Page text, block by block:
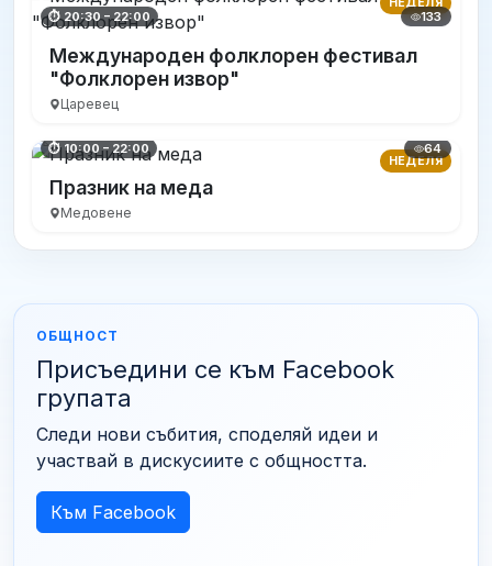
⏱ 20:30 – 22:00 133
Международен фолклорен фестивал
"Фолклорен извор"
Царевец
НЕДЕЛЯ
⏱ 10:00 – 22:00 64
Празник на меда
Медовене
ОБЩНОСТ
Присъедини се към Facebook
групата
Следи нови събития, споделяй идеи и
участвай в дискусиите с общността.
Към Facebook